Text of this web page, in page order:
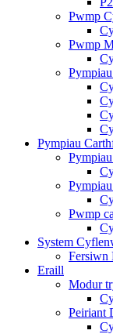
Pwmp
Pwmp
Pympiau
Pwmp
System
Fersiwn
Eraill
Modur
Peiriant